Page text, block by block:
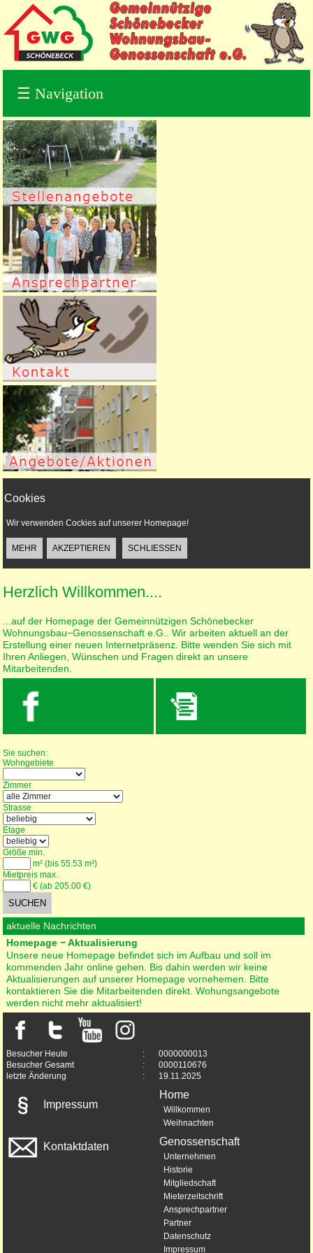
☰ Navigation
Cookies
Wir verwenden Cockies auf unserer Homepage!
Herzlich Willkommen....
...auf der Homepage der Gemeinnützigen Schönebecker
Wohnungsbau−Genossenschaft e.G.. Wir arbeiten aktuell an der
Erstellung einer neuen Internetpräsenz. Bitte wenden Sie sich mit
Ihren Anliegen, Wünschen und Fragen direkt an unsere
Mitarbeitenden.
Sie suchen:
Wohngebiete
Zimmer
Strasse
Etage
Größe min.
m² (bis 55.53 m²)
Mietpreis max.
€ (ab 205.00 €)
aktuelle Nachrichten
Homepage − Aktualisierung
Unsere neue Homepage befindet sich im Aufbau und soll im
kommenden Jahr online gehen. Bis dahin werden wir keine
Aktualisierungen auf unserer Homepage vornehemen. Bitte
kontaktieren Sie die Mitarbeitenden direkt. Wohungsangebote
werden nicht mehr aktualisiert!
Besucher Heute :
0000000013
Besucher Gesamt
:
0000110676
letzte Änderung
: 19.11.2025
Impressum
Kontaktdaten
Home
Willkommen
Weihnachten
Genossenschaft
Unternehmen
Historie
Mitgliedschaft
Mieterzeitschrift
Ansprechpartner
Partner
Datenschutz
Impressum